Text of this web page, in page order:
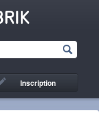
Inscription